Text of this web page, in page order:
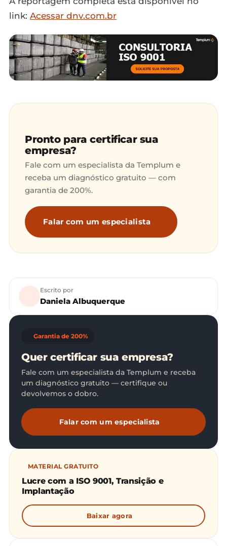
link: Acessar dnv.com.br
Pronto para certificar sua
empresa?
Fale com um especialista da Templum e
receba um diagnóstico gratuito — com
garantia de 200%.
Falar com um especialista
Escrito por
Daniela Albuquerque
Garantia de 200%
Quer certificar sua empresa?
Fale com um especialista da Templum e receba
um diagnóstico gratuito — certifique ou
devolvemos o dobro.
Falar com um especialista
MATERIAL GRATUITO
Lucre com a ISO 9001, Transição e
Implantação
Baixar agora